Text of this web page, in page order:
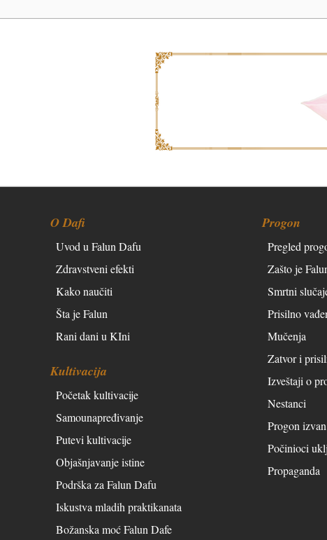
O Dafi
Uvod u Falun Dafu
Zdravstveni efekti
Kako naučiti
Šta je Falun
Rani dani u KIni
Kultivacija
Početak kultivacije
Samounapređivanje
Putevi kultivacije
Objašnjavanje istine
Podrška za Falun Dafu
Iskustva mladih praktikanata
Božanska moć Falun Dafe
Progon
Pregled
Zašto je
Smrtni
Prisilno
Mučenja
Zatvor i
Izveštaji o
Nestanci
Progon
Počinioci
Propaganda